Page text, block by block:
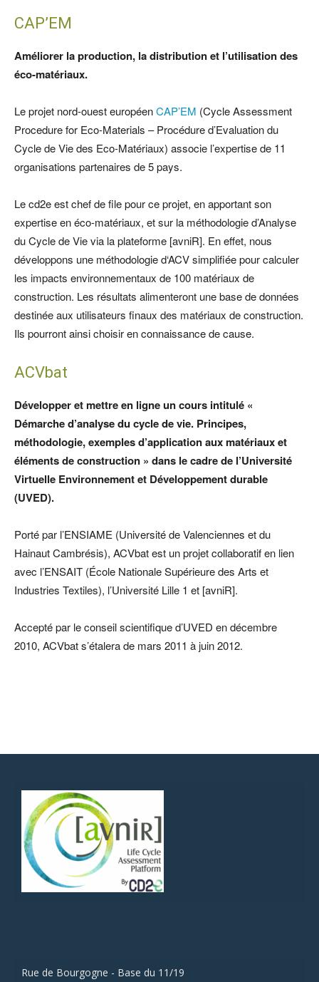
CAP’EM
Améliorer la production, la distribution et l’utilisation des
éco-matériaux.
Le projet nord-ouest européenCAP’EM (Cycle Assessment
Procedure for Eco-Materials – Procédure d’Evaluation du
Cycle de Vie des Eco-Matériaux) associe l’expertise de 11
organisations partenaires de 5 pays.
Le cd2e est chef de file pour ce projet, en apportant son
expertise en éco-matériaux, et sur la méthodologie d’Analyse
du Cycle de Vie via la plateforme [avniR]. En effet, nous
développons une méthodologie d‘ACV simplifiée pour calculer
les impacts environnementaux de 100 matériaux de
construction. Les résultats alimenteront une base de données
destinée aux utilisateurs finaux des matériaux de construction.
Ils pourront ainsi choisir en connaissance de cause.
ACVbat
Développer et mettre en ligne un cours intitulé «
Démarche d’analyse du cycle de vie. Principes,
méthodologie, exemples d’application aux matériaux et
éléments de construction » dans le cadre de l’Université
Virtuelle Environnement et Développement durable
(UVED).
Porté par l’ENSIAME (Université de Valenciennes et du
Hainaut Cambrésis), ACVbat est un projet collaboratif en lien
avec l’ENSAIT (École Nationale Supérieure des Arts et
Industries Textiles), l’Université Lille 1 et [avniR].
Accepté par le conseil scientifique d’UVED en décembre
2010, ACVbat s’étalera de mars 2011 à juin 2012.
Rue de Bourgogne - Base du 11/19